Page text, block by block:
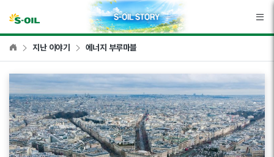
지난 이야기 에너지 부루마블